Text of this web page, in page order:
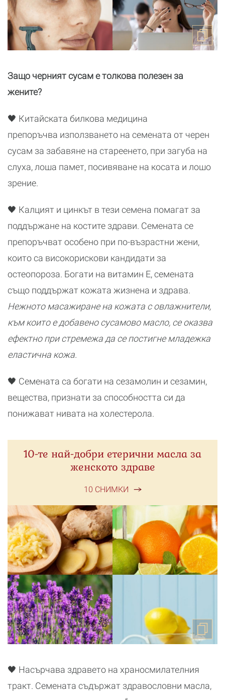
Защо черният сусам е толкова полезен за
жените?
🖤 Китайската билкова медицина
препоръчва използването на семената от черен
сусам за забавяне на стареенето, при загуба на
слуха, лоша памет, посивяване на косата и лошо
зрение.
🖤 Калцият и цинкът в тези семена помагат за
поддържане на костите здрави. Семената се
препоръчват особено при по-възрастни жени,
които са високорискови кандидати за
остеопороза. Богати на витамин Е, семената
също поддържат кожата жизнена и здрава.
Нежното масажиране на кожата с овлажнители,
към които е добавено сусамово масло, се оказва
ефектно при стремежа да се постигне младежка
еластична кожа.
🖤 Семената са богати на сезамолин и сезамин,
вещества, признати за способността си да
понижават нивата на холестерола.
10-те най-добри етерични масла за
женското здраве
10 СНИМКИ
🖤 Насърчава здравето на храносмилателния
тракт. Семената съдържат здравословни масла,